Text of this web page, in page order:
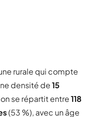
rurale qui compte
densité de15
se répartit entre118
(53 %), avec un âge